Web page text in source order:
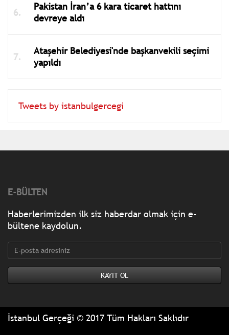
Pakistan İran’a 6 kara ticaret hattını
devreye aldı
Ataşehir Belediyesi'nde başkanvekili seçimi
yapıldı
Tweets by istanbulgercegi
E-BÜLTEN
Haberlerimizden ilk siz haberdar olmak için e-
bültene kaydolun.
İstanbul Gerçeği © 2017 Tüm Hakları Saklıdır